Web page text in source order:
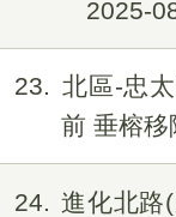
2025-
23
北區-忠
前 垂榕移
24
進化北路